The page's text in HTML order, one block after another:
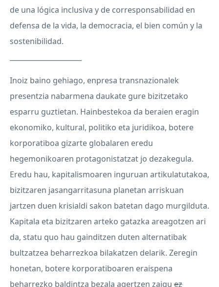
de una lógica inclusiva y de corresponsabilidad en
defensa de la vida, la democracia, el bien común y la
sostenibilidad.
Inoiz baino gehiago, enpresa transnazionalek
presentzia nabarmena daukate gure bizitzetako
esparru guztietan. Hainbestekoa da beraien eragin
ekonomiko, kultural, politiko eta juridikoa, botere
korporatiboa gizarte globalaren eredu
hegemonikoaren protagonistatzat jo dezakegula.
Eredu hau, kapitalismoaren inguruan artikulatutakoa,
bizitzaren jasangarritasuna planetan arriskuan
jartzen duen krisialdi sakon batetan dago murgilduta.
Kapitala eta bizitzaren arteko gatazka areagotzen ari
da, statu quo hau gainditzen duten alternatibak
bultzatzea beharrezkoa bilakatzen delarik. Zeregin
honetan, botere korporatiboaren eraispena
beharrezko baldintza bezala agertzen zaigu ez